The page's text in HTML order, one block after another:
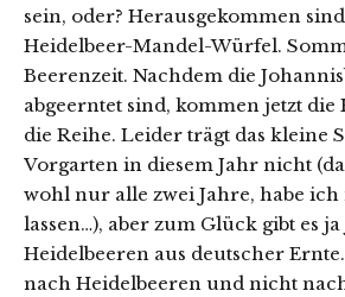
sein, oder? Herausgekommen
Heidelbeer-Mandel-Würfel.
Beerenzeit. Nachdem die
abgeerntet sind, kommen jetzt die
die Reihe. Leider trägt das kleine
Vorgarten in diesem Jahr nicht
wohl nur alle zwei Jahre, habe ich
lassen…), aber zum Glück gibt es ja
Heidelbeeren aus deutscher
nach Heidelbeeren und nicht